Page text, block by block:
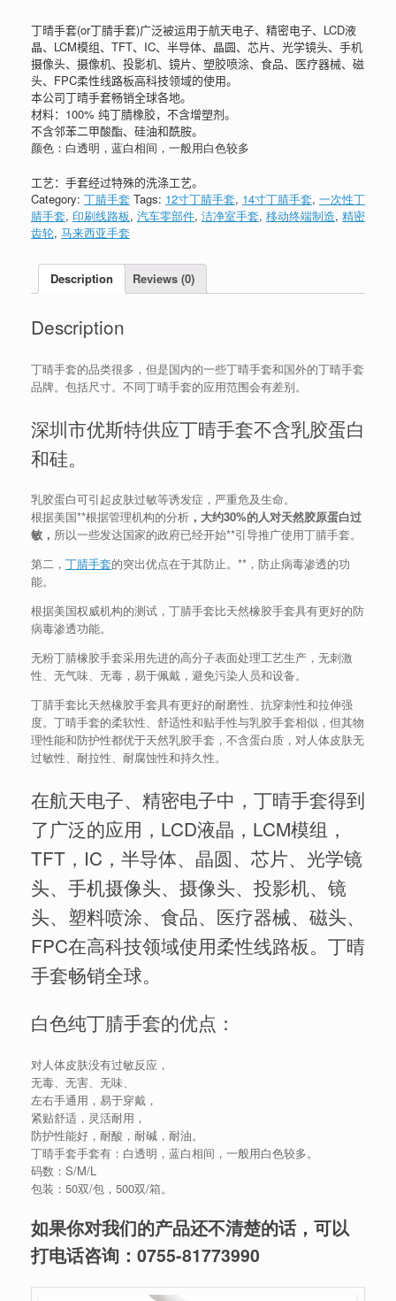
丁晴手套(or丁腈手套)广泛被运用于航天电子、精密电子、LCD液
晶、LCM模组、TFT、IC、半导体、晶圆、芯片、光学镜头、手机
摄像头、摄像机、投影机、镜片、塑胶喷涂、食品、医疗器械、磁
头、FPC柔性线路板高科技领域的使用。
本公司丁晴手套畅销全球各地。
材料：100% 纯丁腈橡胶，不含增塑剂。
不含邻苯二甲酸酯、硅油和酰胺。
颜色：白透明，蓝白相间，一般用白色较多
工艺：手套经过特殊的洗涤工艺。
Category: 丁腈手套 Tags: 12寸丁腈手套, 14寸丁腈手套, 一次性丁
腈手套, 印刷线路板, 汽车零部件, 洁净室手套, 移动终端制造, 精密
齿轮, 马来西亚手套
Description Reviews (0)
Description
丁晴手套的品类很多，但是国内的一些丁晴手套和国外的丁晴手套
品牌。包括尺寸。不同丁晴手套的应用范围会有差别。
深圳市优斯特供应丁晴手套不含乳胶蛋白
和硅。
乳胶蛋白可引起皮肤过敏等诱发症，严重危及生命。
根据美国**根据管理机构的分析 ，大约30%的人对天然胶原蛋白过
敏， 所以一些发达国家的政府已经开始**引导推广使用丁腈手套。
第二， 丁腈手套的突出优点在于其防止。**，防止病毒渗透的功
能。
根据美国权威机构的测试，丁腈手套比天然橡胶手套具有更好的防
病毒渗透功能。
无粉丁腈橡胶手套采用先进的高分子表面处理工艺生产，无刺激
性、无气味、无毒，易于佩戴，避免污染人员和设备。
丁腈手套比天然橡胶手套具有更好的耐磨性、抗穿刺性和拉伸强
度。丁晴手套的柔软性、舒适性和贴手性与乳胶手套相似，但其物
理性能和防护性都优于天然乳胶手套，不含蛋白质，对人体皮肤无
过敏性、耐拉性、耐腐蚀性和持久性。
在航天电子、精密电子中，丁晴手套得到
了广泛的应用，LCD液晶，LCM模组，
TFT，IC，半导体、晶圆、芯片、光学镜
头、手机摄像头、摄像头、投影机、镜
头、塑料喷涂、食品、医疗器械、磁头、
FPC在高科技领域使用柔性线路板。丁晴
手套畅销全球。
白色纯丁腈手套的优点：
对人体皮肤没有过敏反应，
无毒、无害、无味、
左右手通用，易于穿戴，
紧贴舒适，灵活耐用，
防护性能好，耐酸，耐碱，耐油。
丁晴手套手套有：白透明，蓝白相间，一般用白色较多。
码数：S/M/L
包装：50双/包，500双/箱。
如果你对我们的产品还不清楚的话，可以
打电话咨询： 0755-81773990